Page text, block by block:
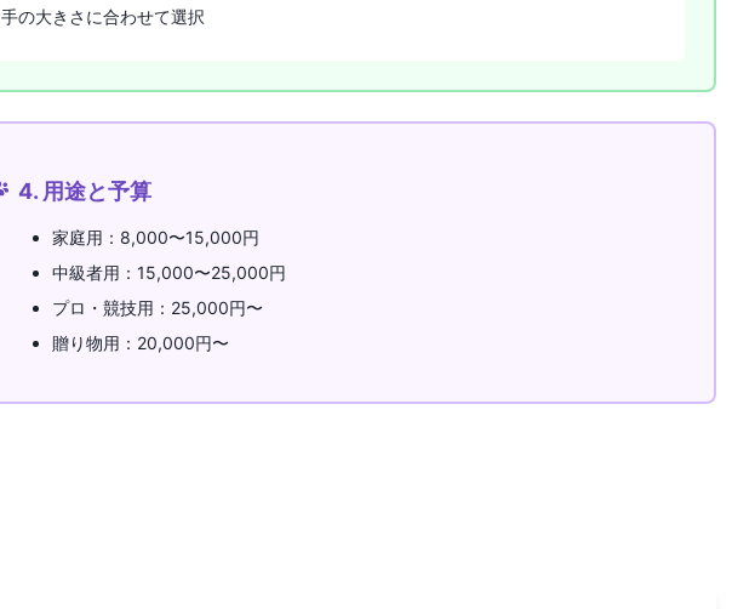
手の大きさに合わせて選択
4. 用途と予算
家庭用：8,000〜15,000円
中級者用：15,000〜25,000円
プロ・競技用：25,000円〜
贈り物用：20,000円〜